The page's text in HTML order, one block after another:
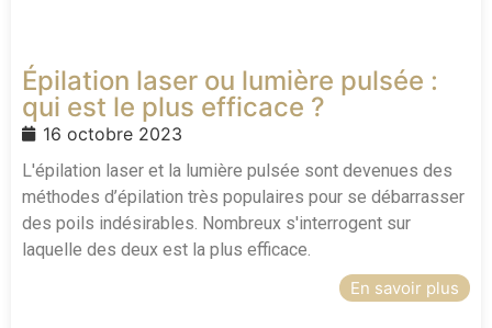
Épilation laser ou lumière pulsée :
qui est le plus efficace ?
16 octobre 2023
L'épilation laser et la lumière pulsée sont devenues des
méthodes d’épilation très populaires pour se débarrasser
des poils indésirables. Nombreux s'interrogent sur
laquelle des deux est la plus efficace.
En savoir plus